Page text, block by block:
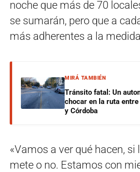
noche que más de 70
se sumarán, pero que a
más adherentes a la
MIRÁ TAMBIÉN
Tránsito fatal: Un
chocar en la ruta
y Córdoba
«Vamos a ver qué hacen, si
mete o no. Estamos con